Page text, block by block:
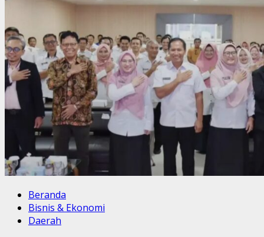
Beranda
Bisnis & Ekonomi
Daerah